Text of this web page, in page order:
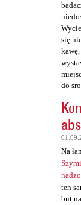
się
do
Na
ten
but